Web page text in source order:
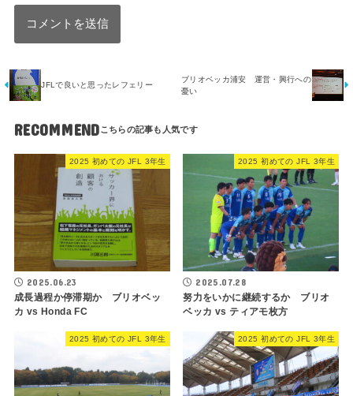
JFLで良いと思ったレフェリー
ブリオベッカ浦安 運営・興行への
憂い
RECOMMEND
2025 初めての JFL 3年生
2025.06.23
成長過程か停滞期か ブリオベッ
カ vs Honda FC
2025 初めての JFL 3年生
2025.07.28
努力をいかに継続するか ブリオ
ベッカ vs ティアモ枚方
2025 初めての JFL 3年生 2025 初めての JFL 3年生